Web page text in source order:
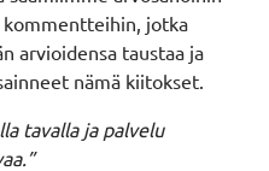
kommentteihin, jotka
arvioidensa taustaa ja
nämä kiitokset.
tavalla ja palvelu